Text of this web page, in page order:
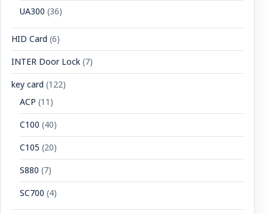
UA300 (36)
HID Card (6)
INTER Door Lock(7)
key card (122)
ACP (11)
C100 (40)
C105 (20)
S880 (7)
SC700 (4)